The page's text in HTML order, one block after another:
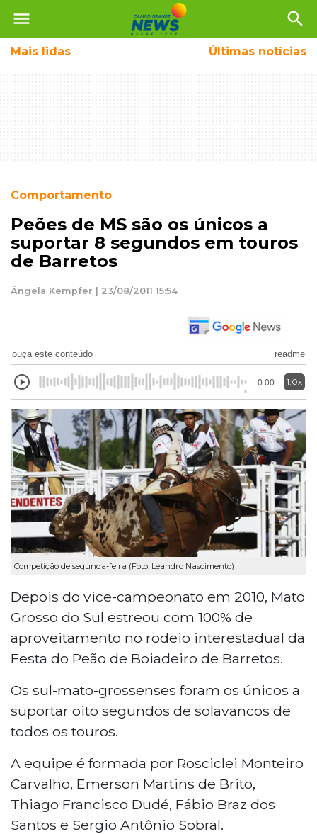
menu search
Mais lidas Últimas notícias
Comportamento
Peões de MS são os únicos a
suportar 8 segundos em touros
de Barretos
Ângela Kempfer | 23/08/2011 15:54
ouça este conteúdo readme
0:00 1.0x
Competição de segunda-feira (Foto: Leandro Nascimento)
Depois do vice-campeonato em 2010, Mato
Grosso do Sul estreou com 100% de
aproveitamento no rodeio interestadual da
Festa do Peão de Boiadeiro de Barretos.
Os sul-mato-grossenses foram os únicos a
suportar oito segundos de solavancos de
todos os touros.
A equipe é formada por Rosciclei Monteiro
Carvalho, Emerson Martins de Brito,
Thiago Francisco Dudé, Fábio Braz dos
Santos e Sergio Antônio Sobral.